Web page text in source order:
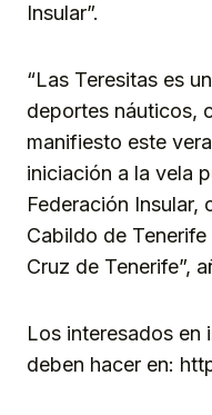
Insular”.
“Las Teresitas es
deportes náuticos,
manifiesto este
iniciación a la vela
Federación
Cabildo de
Cruz de Tenerife”,
Los interesados en
deben hacer en: